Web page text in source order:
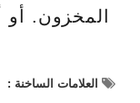
العلامات الساخنة :